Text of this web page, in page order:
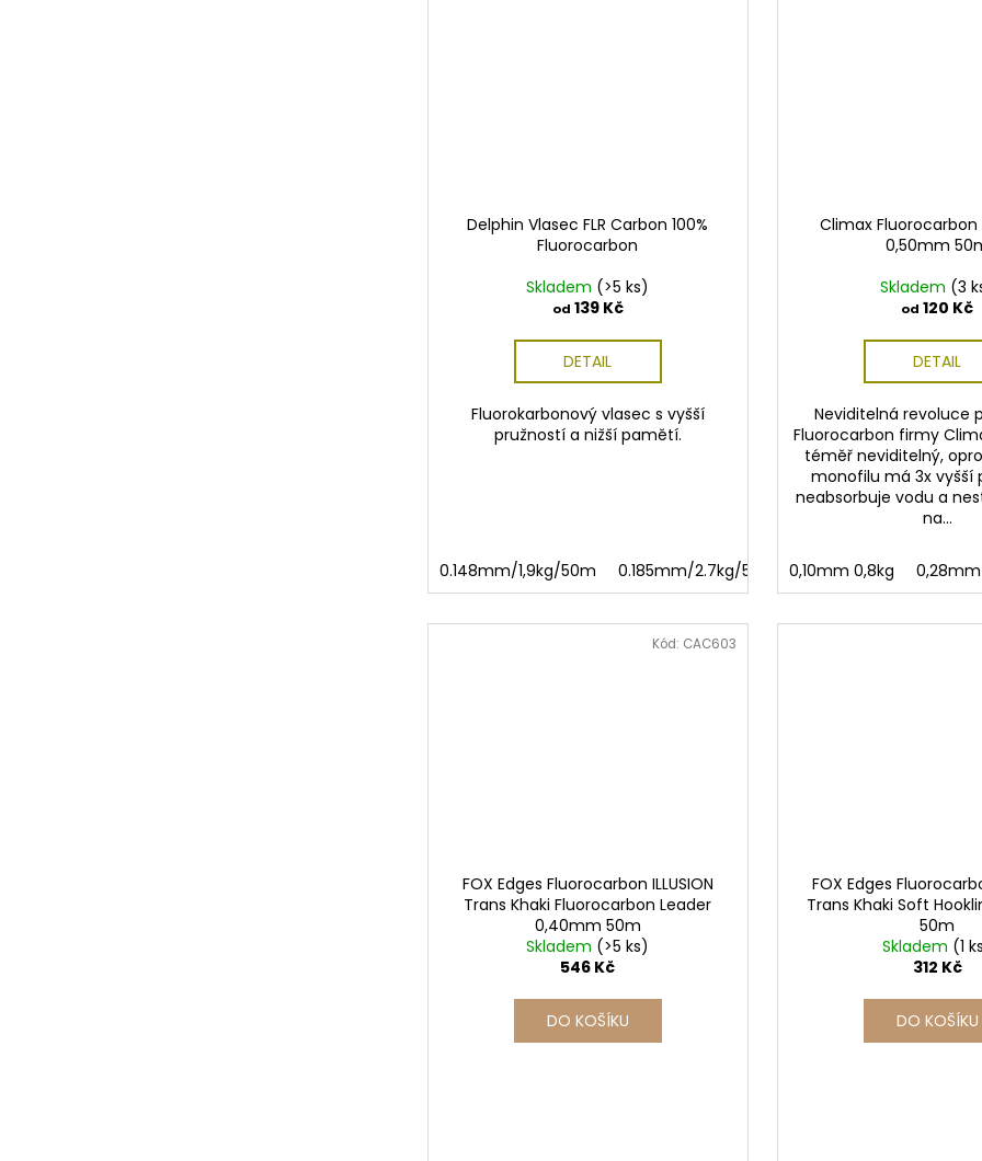
Delphin Vlasec FLR Carbon 100%
Fluorocarbon
Skladem (>5 ks)
od 139 Kč
DETAIL
Fluorokarbonový vlasec s vyšší
pružností a nižší pamětí.
0.148mm/1,9kg/50m 0.185mm/2.7kg/50m 0.23mm/4.2kg/50m
Climax
0,50mm
Skladem (3
od 120 Kč
DETAIL
Neviditelná revoluce
Fluorocarbon firmy
téměř neviditelný,
monofilu má 3x vyšší
neabsorbuje vodu a
na...
0,10mm 0,8kg
FOX Edges Fluorocarbon ILLUSION
Trans Khaki Fluorocarbon Leader
0,40mm 50m
Skladem (>5 ks)
546 Kč
DO KOŠÍKU
Kód: CAC603
FOX Edges
Trans Khaki Soft
50m
Skladem (1
312 Kč
DO KOŠÍKU